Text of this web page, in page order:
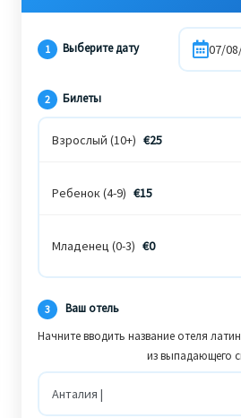
1 Выберите дату
2 Билеты
Взрослый (10+) €25
Ребенок (4-9) €15
Младенец (0-3) €0
3
Ваш отель
Начните вводить название отеля
из выпадающего